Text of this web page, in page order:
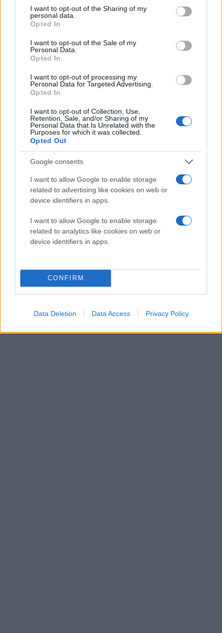
not limited to your visit or usage behaviour. You may click to
grant or deny consent to Google and its third-party tags to
use your data for below specified purposes in below Google
consent section.
I want to opt-out of the Sharing of my
personal data.
Opted In
I want to opt-out of the Sale of my
Personal Data.
Opted In
I want to opt-out of processing my
Personal Data for Targeted Advertising.
Opted In
I want to opt-out of Collection, Use,
Retention, Sale, and/or Sharing of my
Personal Data that Is Unrelated with the
Purposes for which it was collected.
Opted Out
Google consents
I want to allow Google to enable storage
related to advertising like cookies on web or
device identifiers in apps.
I want to allow Google to enable storage
related to analytics like cookies on web or
device identifiers in apps.
CONFIRM
Data Deletion Data Access Privacy Policy